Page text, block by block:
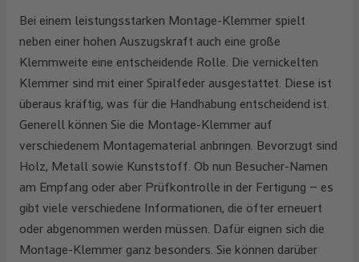
Bei einem leistungsstarken Montage-Klemmer spielt
neben einer hohen Auszugskraft auch eine große
Klemmweite eine entscheidende Rolle. Die vernickelten
Klemmer sind mit einer Spiralfeder ausgestattet. Diese ist
überaus kräftig, was für die Handhabung entscheidend ist.
Generell können Sie die Montage-Klemmer auf
verschiedenem Montagematerial anbringen. Bevorzugt sind
Holz, Metall sowie Kunststoff. Ob nun Besucher-Namen
am Empfang oder aber Prüfkontrolle in der Fertigung – es
gibt viele verschiedene Informationen, die öfter erneuert
oder abgenommen werden müssen. Dafür eignen sich die
Montage-Klemmer ganz besonders. Sie können darüber